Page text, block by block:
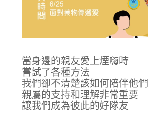
當身邊的親友愛上煙嗨時
嘗試了各種方法
我們卻不清楚該如何陪伴他們
親屬的支持和理解非常重要
讓我們成為彼此的好隊友